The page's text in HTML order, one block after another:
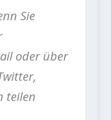
Sie
oder über
teilen